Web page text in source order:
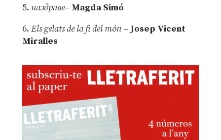
5. наздраве– Magda Simó
6. Els gelats de la fi del món – Josep Vicent
Miralles